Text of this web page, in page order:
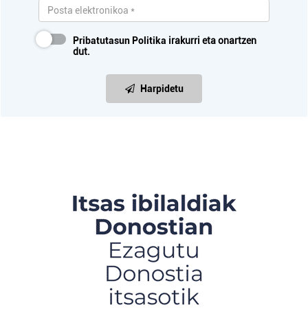
Pribatutasun Politika irakurri eta onartzen
dut.
Harpidetu